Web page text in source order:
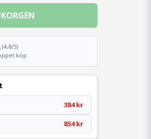
5)
köp
384 kr
854 kr